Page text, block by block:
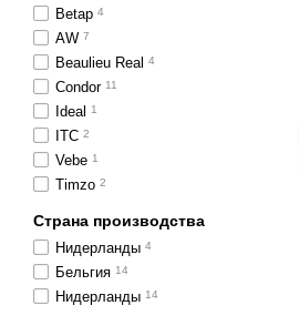
Betap 4
AW 7
Beaulieu Real 4
Condor 11
Ideal 1
ITC 2
Vebe 1
Timzo 2
Страна производства
Нидерланды 4
Бельгия 14
Нидерланды 14